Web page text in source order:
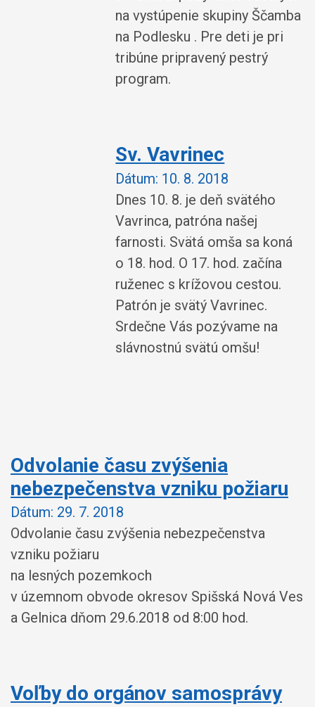
na vystúpenie skupiny Ščamba
na Podlesku . Pre deti je pri
tribúne pripravený pestrý
program.
Sv. Vavrinec
Dátum: 10. 8. 2018
Dnes 10. 8. je deň svätého
Vavrinca, patróna našej
farnosti. Svätá omša sa koná
o 18. hod. O 17. hod. začína
ruženec s krížovou cestou.
Patrón je svätý Vavrinec.
Srdečne Vás pozývame na
slávnostnú svätú omšu!
Odvolanie času zvýšenia
nebezpečenstva vzniku požiaru
Dátum: 29. 7. 2018
Odvolanie času zvýšenia nebezpečenstva
vzniku požiaru
na lesných pozemkoch
v územnom obvode okresov Spišská Nová Ves
a Gelnica dňom 29.6.2018 od 8:00 hod.
Voľby do orgánov samosprávy